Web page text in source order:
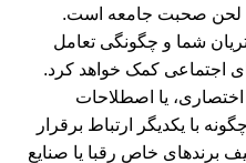
لحن صحبت جامعه است.
شما و چگونگی تعامل
اجتماعی کمک خواهد کرد.
یا اصطلاحات
با یکدیگر ارتباط برقرار
برندهای خاص رقبا یا صنایع